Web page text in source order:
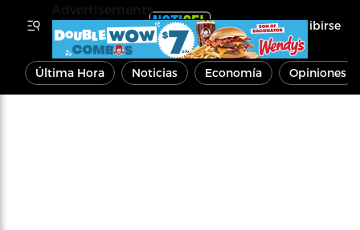
Inscribirse
Última Hora Noticias Economía Opiniones
Advertisements